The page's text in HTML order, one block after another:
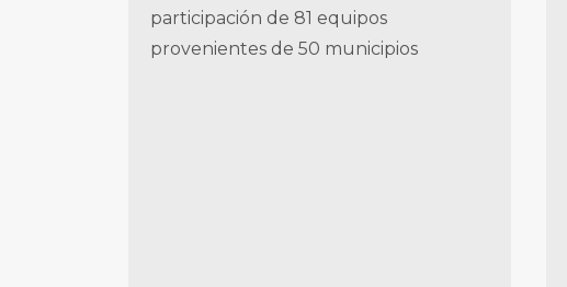
participación de 81 equipos
provenientes de 50 municipios